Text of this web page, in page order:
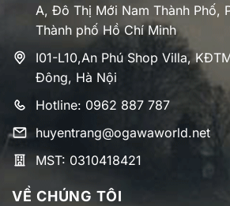
A, Đô Thị Mới Nam Thành Phố,
Thành phố Hồ Chí Minh
I01-L10,An Phú Shop Villa,
Đông, Hà Nội
Hotline: 0962 887 787
huyentrang@ogawaworld.net
MST: 0310418421
VỀ CHÚNG TÔI